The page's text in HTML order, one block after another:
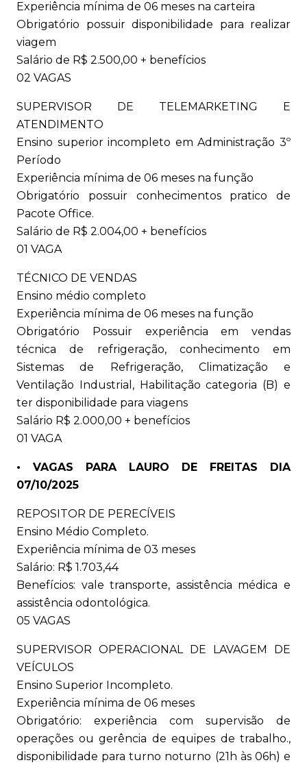
Experiência mínima de 06 meses na carteira
Obrigatório possuir disponibilidade para realizar
viagem
Salário de R$ 2.500,00 + benefícios
02 VAGAS
SUPERVISOR DE TELEMARKETING E
ATENDIMENTO
Ensino superior incompleto em Administração 3º
Período
Experiência mínima de 06 meses na função
Obrigatório possuir conhecimentos pratico de
Pacote Office.
Salário de R$ 2.004,00 + benefícios
01 VAGA
TÉCNICO DE VENDAS
Ensino médio completo
Experiência mínima de 06 meses na função
Obrigatório Possuir experiência em vendas
técnica de refrigeração, conhecimento em
Sistemas de Refrigeração, Climatização e
Ventilação Industrial, Habilitação categoria (B) e
ter disponibilidade para viagens
Salário R$ 2.000,00 + benefícios
01 VAGA
• VAGAS PARA LAURO DE FREITAS DIA
07/10/2025
REPOSITOR DE PERECÍVEIS
Ensino Médio Completo.
Experiência mínima de 03 meses
Salário: R$ 1.703,44
Benefícios: vale transporte, assistência médica e
assistência odontológica.
05 VAGAS
SUPERVISOR OPERACIONAL DE LAVAGEM DE
VEÍCULOS
Ensino Superior Incompleto.
Experiência mínima de 06 meses
Obrigatório: experiência com supervisão de
operações ou gerência de equipes de trabalho.,
disponibilidade para turno noturno (21h às 06h) e